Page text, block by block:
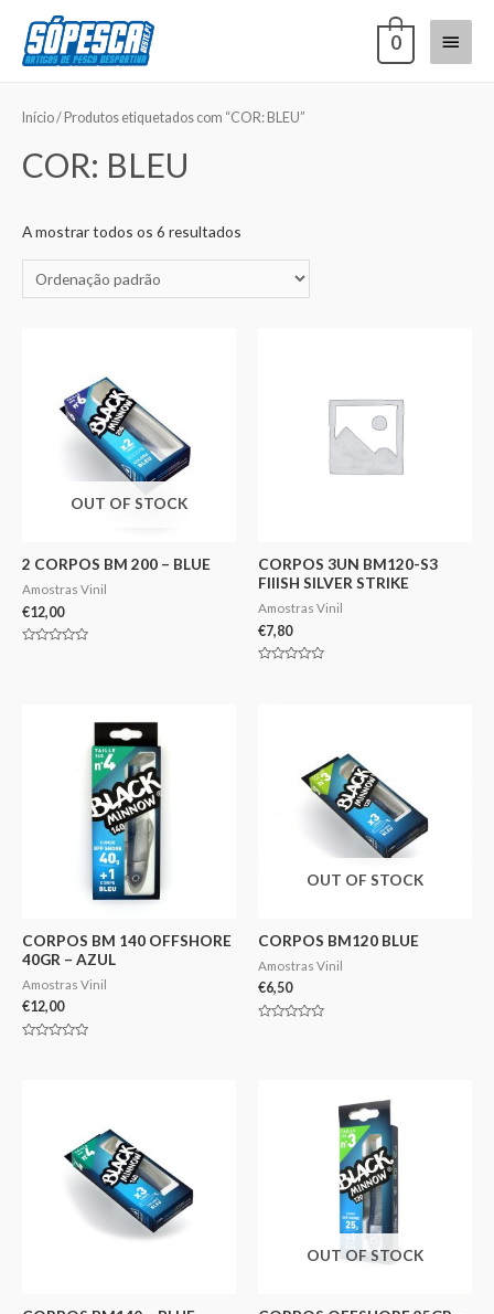
0
Início/ Produtos etiquetados com “COR: BLEU”
COR: BLEU
A mostrar todos os 6 resultados
OUT OF STOCK
2 CORPOS BM 200 – BLUE
Amostras Vinil
€12,00
CORPOS 3UN BM120-S3
FIIISH SILVER STRIKE
Amostras Vinil
€7,80
CORPOS BM 140 OFFSHORE
40GR – AZUL
Amostras Vinil
€12,00
OUT OF STOCK
CORPOS BM120 BLUE
Amostras Vinil
€6,50
OUT OF STOCK